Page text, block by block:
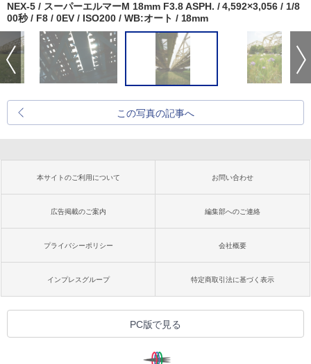
NEX-5 / スーパーエルマーM 18mm F3.8 ASPH. / 4,592×3,056 / 1/8
00秒 / F8 / 0EV / ISO200 / WB:オート / 18mm
この写真の記事へ
本サイトのご利用について お問い合わせ
広告掲載のご案内 編集部へのご連絡
プライバシーポリシー 会社概要
インプレスグループ 特定商取引法に基づく表示
PC版で見る